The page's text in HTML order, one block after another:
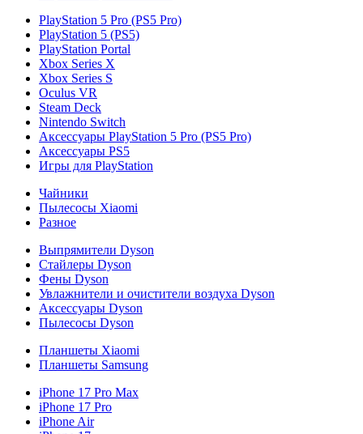
PlayStation 5 Pro (PS5 Pro)
PlayStation 5 (PS5)
PlayStation Portal
Xbox Series X
Xbox Series S
Oculus VR
Steam Deck
Nintendo Switch
Аксессуары PlayStation 5 Pro (PS5 Pro)
Аксессуары PS5
Игры для PlayStation
Чайники
Пылесосы Xiaomi
Разное
Выпрямители Dyson
Стайлеры Dyson
Фены Dyson
Увлажнители и очистители воздуха Dyson
Аксессуары Dyson
Пылесосы Dyson
Планшеты Xiaomi
Планшеты Samsung
iPhone 17 Pro Max
iPhone 17 Pro
iPhone Air